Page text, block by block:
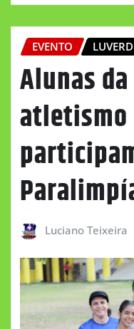
EVENTO
Alunas
atletismo
Luciano Teixeira